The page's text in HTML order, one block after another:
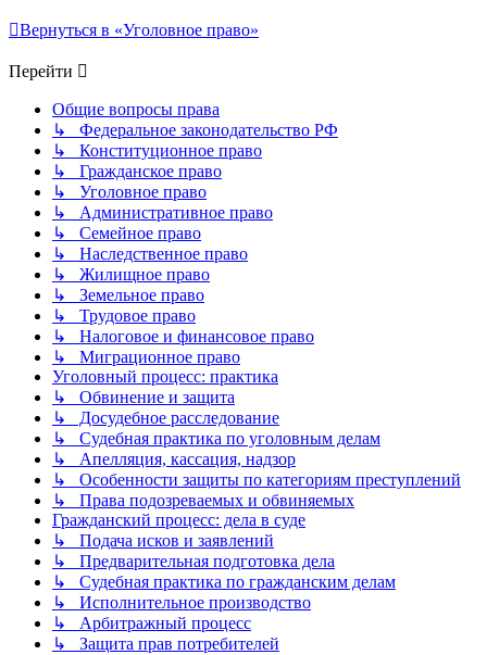
Вернуться в «Уголовное право»
Перейти
Общие вопросы права
↳ Федеральное законодательство РФ
↳ Конституционное право
↳ Гражданское право
↳ Уголовное право
↳ Административное право
↳ Семейное право
↳ Наследственное право
↳ Жилищное право
↳ Земельное право
↳ Трудовое право
↳ Налоговое и финансовое право
↳ Миграционное право
Уголовный процесс: практика
↳ Обвинение и защита
↳ Досудебное расследование
↳ Судебная практика по уголовным делам
↳ Апелляция, кассация, надзор
↳ Особенности защиты по категориям преступлений
↳ Права подозреваемых и обвиняемых
Гражданский процесс: дела в суде
↳ Подача исков и заявлений
↳ Предварительная подготовка дела
↳ Судебная практика по гражданским делам
↳ Исполнительное производство
↳ Арбитражный процесс
↳ Защита прав потребителей